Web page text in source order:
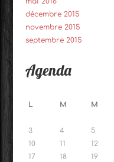
décembre 2015
novembre 2015
septembre 2015
Agenda
L M M
3
4 5
10
11 12
17
18 19